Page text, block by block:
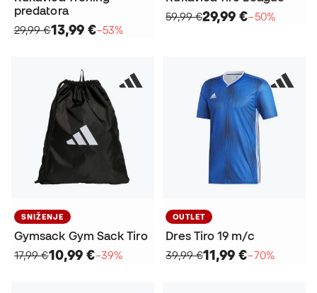
predatora
29,99 €13,99 €−53%
59,99 €29,99 €−50%
SNIŽENJE
Gymsack Gym Sack Tiro
17,99 €10,99 €−39%
OUTLET
Dres Tiro 19 m/c
39,99 €11,99 €−70%